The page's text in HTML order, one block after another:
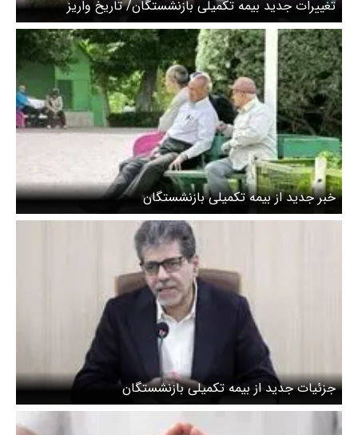
تغییرات جدید بیمه تکمیلی بازنشستگان/ تاریخ واریز
مطالبات همسان‌سازی حقوق بازنشستگان اعلام شد
خبر جدید از بیمه تکمیلی بازنشستگان
جزئیات جدید از بیمه تکمیلی بازنشستگان